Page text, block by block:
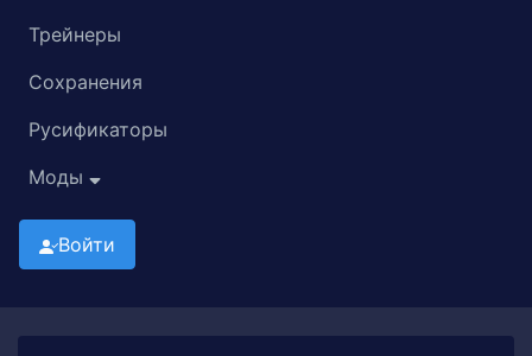
Трейнеры
Сохранения
Русификаторы
Моды
Войти